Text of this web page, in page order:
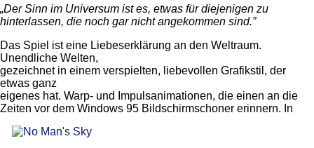
„Der Sinn im Universum ist es, etwas für diejenigen zu
hinterlassen, die noch gar nicht angekommen sind.”
Das Spiel ist eine Liebeserklärung an den Weltraum.
Unendliche Welten,
gezeichnet in einem verspielten, liebevollen Grafikstil, der
etwas ganz
eigenes hat. Warp- und Impulsanimationen, die einen an die
Zeiten vor dem Windows 95 Bildschirmschoner erinnern. In